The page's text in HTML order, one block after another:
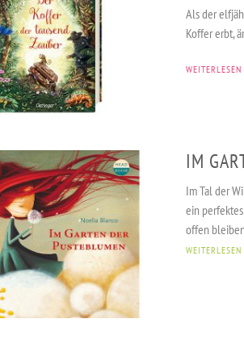
Als der
Koffer erbt,
WEITERLESEN
IM
Im Tal der
ein
offen
WEITERLESEN